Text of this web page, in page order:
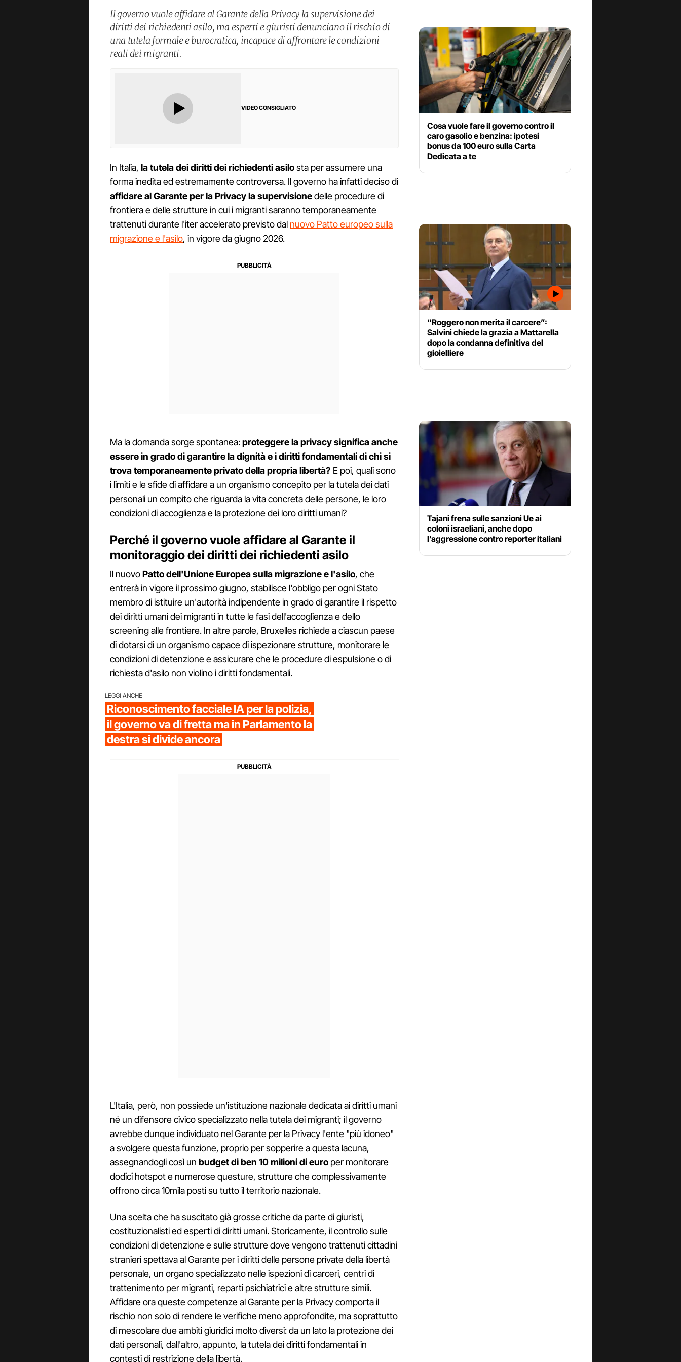
Il governo vuole affidare al Garante della Privacy la supervisione dei
diritti dei richiedenti asilo, ma esperti e giuristi denunciano il rischio di
una tutela formale e burocratica, incapace di affrontare le condizioni
reali dei migranti.
VIDEO CONSIGLIATO
In Italia, la tutela dei diritti dei richiedenti asilosta per assumere una
forma inedita ed estremamente controversa. Il governo ha infatti deciso di
affidare al Garante per la Privacy la supervisionedelle procedure di
frontiera e delle strutture in cui i migranti saranno temporaneamente
trattenuti durante l'iter accelerato previsto dal nuovo Patto europeo sulla
migrazione e l'asilo, in vigore da giugno 2026.
Ma la domanda sorge spontanea:proteggere la privacy significa anche
essere in grado di garantire la dignità e i diritti fondamentali di chi si
trova temporaneamente privato della propria libertà? E poi, quali sono
i limiti e le sfide di affidare a un organismo concepito per la tutela dei dati
personali un compito che riguarda la vita concreta delle persone, le loro
condizioni di accoglienza e la protezione dei loro diritti umani?
Perché il governo vuole affidare al Garante il
monitoraggio dei diritti dei richiedenti asilo
Il nuovoPatto dell'Unione Europea sulla migrazione e l'asilo, che
entrerà in vigore il prossimo giugno, stabilisce l'obbligo per ogni Stato
membro di istituire un'autorità indipendente in grado di garantire il rispetto
dei diritti umani dei migranti in tutte le fasi dell'accoglienza e dello
screening alle frontiere. In altre parole, Bruxelles richiede a ciascun paese
di dotarsi di un organismo capace di ispezionare strutture, monitorare le
condizioni di detenzione e assicurare che le procedure di espulsione o di
richiesta d'asilo non violino i diritti fondamentali.
LEGGI ANCHE
Riconoscimento facciale IA per la polizia,
il governo va di fretta ma in Parlamento la
destra si divide ancora
L'Italia, però, non possiede un'istituzione nazionale dedicata ai diritti umani
né un difensore civico specializzato nella tutela dei migranti; il governo
avrebbe dunque individuato nel Garante per la Privacy l'ente "più idoneo"
a svolgere questa funzione, proprio per sopperire a questa lacuna,
assegnandogli così un budget di ben 10 milioni di euro per monitorare
dodici hotspot e numerose questure, strutture che complessivamente
offrono circa 10mila posti su tutto il territorio nazionale.
Una scelta che ha suscitato già grosse critiche da parte di giuristi,
costituzionalisti ed esperti di diritti umani. Storicamente, il controllo sulle
condizioni di detenzione e sulle strutture dove vengono trattenuti cittadini
stranieri spettava al Garante per i diritti delle persone private della libertà
personale, un organo specializzato nelle ispezioni di carceri, centri di
trattenimento per migranti, reparti psichiatrici e altre strutture simili.
Affidare ora queste competenze al Garante per la Privacy comporta il
rischio non solo di rendere le verifiche meno approfondite, ma soprattutto
di mescolare due ambiti giuridici molto diversi: da un lato la protezione dei
dati personali, dall'altro, appunto, la tutela dei diritti fondamentali in
contesti di restrizione della libertà.
Cosa vuole fare il governo contro il
caro gasolio e benzina: ipotesi
bonus da 100 euro sulla Carta
Dedicata a te
“Roggero non merita il carcere”:
Salvini chiede la grazia a Mattarella
dopo la condanna definitiva del
gioielliere
Tajani frena sulle sanzioni Ue ai
coloni israeliani, anche dopo
l’aggressione contro reporter italiani